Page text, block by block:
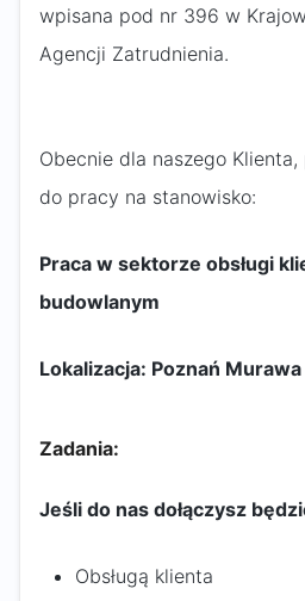
wpisana pod nr 396 w
Agencji Zatrudnienia.
Obecnie dla naszego
do pracy na stanowisko:
Praca w sektorze obsługi
budowlanym
Lokalizacja: Poznań Murawa
Zadania:
Jeśli do nas dołączysz
Obsługą klienta